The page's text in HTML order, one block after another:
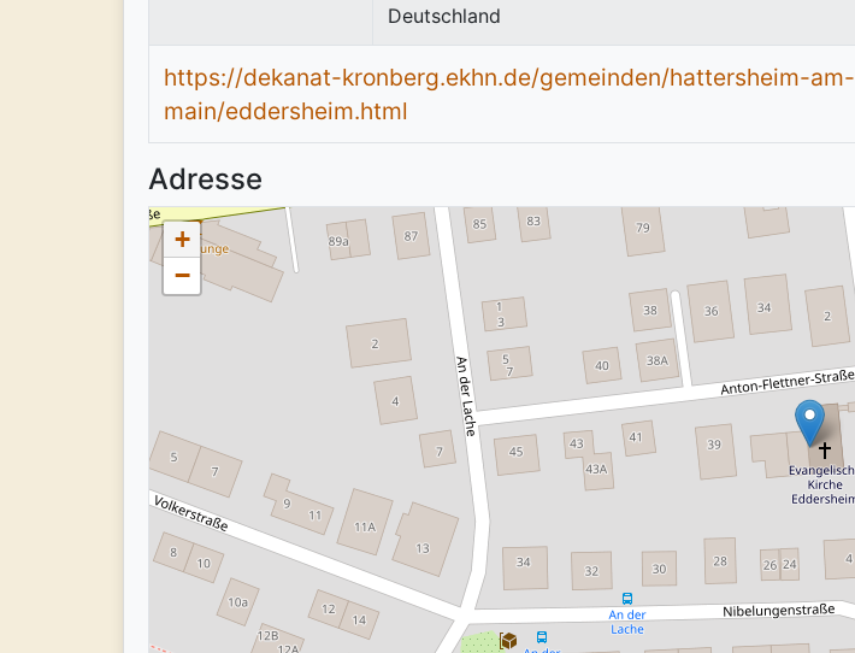
Deutschland
https://dekanat-kronberg.ekhn.de/gemeinden/hattersheim-am-
main/eddersheim.html
Adresse
+
−